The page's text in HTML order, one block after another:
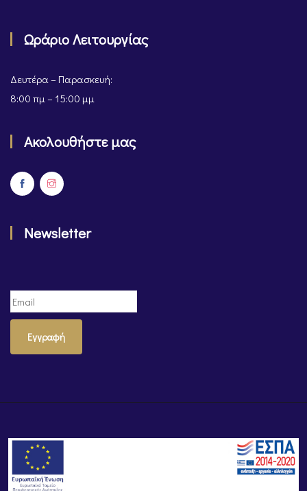
Ωράριο Λειτουργίας
Δευτέρα – Παρασκευή:
8:00 πμ – 15:00 μμ
Ακολουθήστε μας
Newsletter
Εγγραφή